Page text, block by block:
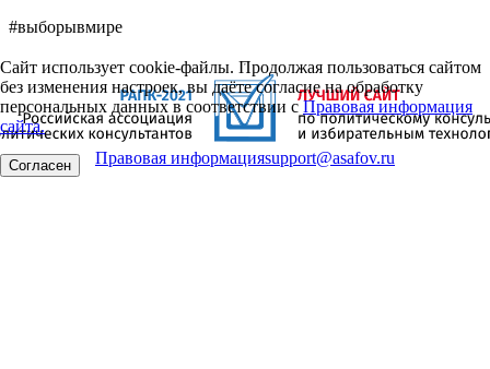
#выборывмире
Сайт использует cookie-файлы. Продолжая пользоваться сайтом
без изменения настроек, вы даёте согласие на обработку
персональных данных в соответствии сПравовая информация
сайта.
Согласен Правовая информацияsupport@asafov.ru